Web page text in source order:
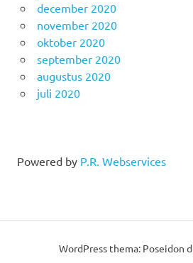
december 2020
november 2020
oktober 2020
september 2020
augustus 2020
juli 2020
Powered by P.R. Webservices
WordPress thema: Poseidon